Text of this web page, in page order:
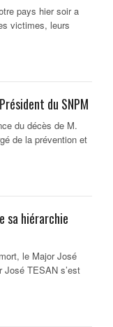
pays hier soir a
victimes, leurs
du SNPM
du décès de M.
de la prévention et
sa hiérarchie
le Major José
José TESAN s’est